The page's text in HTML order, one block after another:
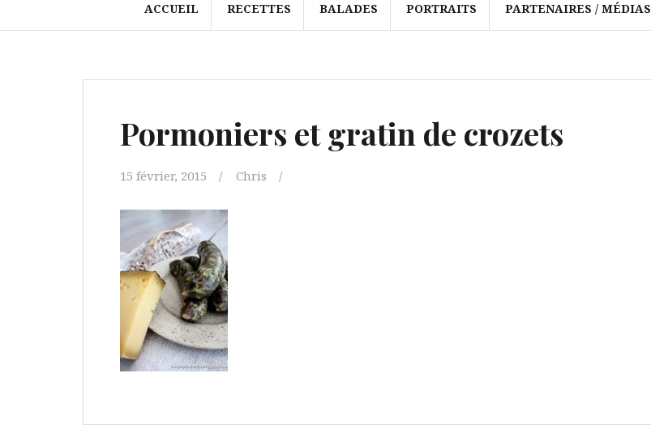
ACCUEIL RECETTES BALADES PORTRAITS PARTENAIRES / MÉDIAS
Pormoniers et gratin de crozets
15 février, 2015 Chris